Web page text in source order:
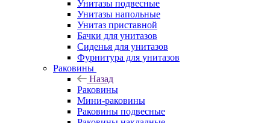
Унитазы подвесные
Унитазы напольные
Унитаз приставной
Бачки для унитазов
Сиденья для унитазов
Фурнитура для унитазов
Раковины
Назад
Раковины
Мини-раковины
Раковины подвесные